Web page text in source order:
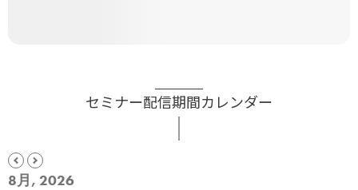
セミナー配信期間カレンダー
8月, 2026